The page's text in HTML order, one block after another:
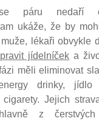
páru nedaří
ukáže, že by
lékaři obvykle
jídelníček a
měli eliminovat
drinky, jídlo
Jejich
z